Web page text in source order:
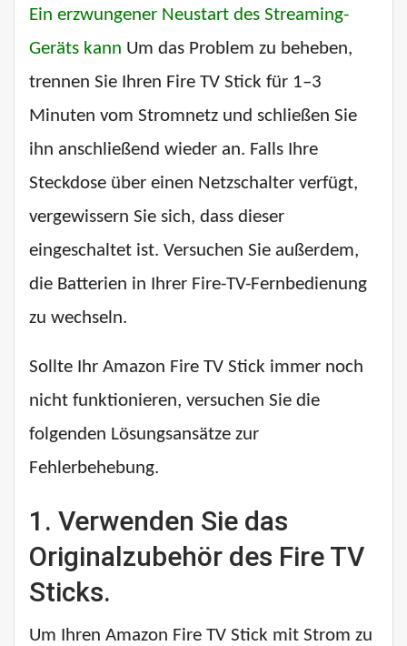
Ein erzwungener Neustart des Streaming-
Geräts kann Um das Problem zu beheben,
trennen Sie Ihren Fire TV Stick für 1–3
Minuten vom Stromnetz und schließen Sie
ihn anschließend wieder an. Falls Ihre
Steckdose über einen Netzschalter verfügt,
vergewissern Sie sich, dass dieser
eingeschaltet ist. Versuchen Sie außerdem,
die Batterien in Ihrer Fire-TV-Fernbedienung
zu wechseln.
Sollte Ihr Amazon Fire TV Stick immer noch
nicht funktionieren, versuchen Sie die
folgenden Lösungsansätze zur
Fehlerbehebung.
1. Verwenden Sie das
Originalzubehör des Fire TV
Sticks.
Um Ihren Amazon Fire TV Stick mit Strom zu